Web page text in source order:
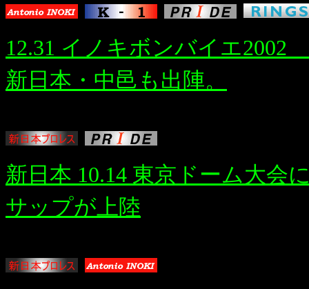
12.31 イノキボンバイエ
新日本・中邑も出陣。
新日本 10.14 東京ドーム大会
サップが上陸